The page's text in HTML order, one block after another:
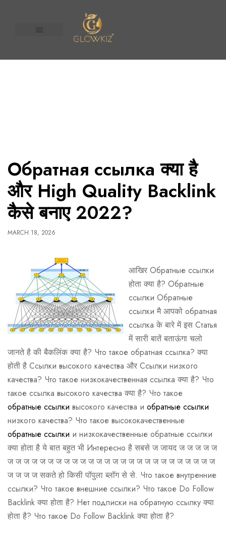
MARCH 18, 2026
Обратная ссылка क्या है
और High Quality Backlink
कैसे बनाए 2022?
आखिर Обратные ссылки
होता क्या है? Обратные
ссылки Обратные
ссылки मै आपको обратная
ссылка के बारे में इस Статья
में सारी बातें बताऊंगा चलो
जानते है की बैकलिंक क्या है? Что такое обратная ссылка? क्या
होती है Ссылки высокого качества और Ссылки низкого
качества? Что такое низкокачественная ссылка क्या है? Что
такое ссылка высокого качества क्या है? Что такое
обратные ссылки высокого качества и обратные ссылки
низкого качества? Что такое высококачественные
обратные ссылки и низкокачественные обратные ссылки
क्या होता है ये बात बहुत भी Интересно है सबसे ज जायद ज ज ज ज ज
ज ज ज ज ज ज ज ज ज ज ज ज ज ज ज ज ज ज ज ज ज ज ज ज ज ज
ज ज ज ज सकते हो किसी पॉपुला ब्लॉग से से. Что такое внутренние
ссылки? Что такое внешние ссылки? Что такое Do Follow
Backlink क्या होता है? Нет подписки на обратную ссылку क्या
होता है? Что такое Do Follow Backlink क्या होता है?
United